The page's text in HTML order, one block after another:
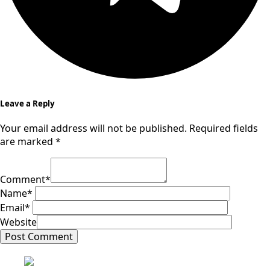
Leave a Reply
Your email address will not be published. Required fields
are marked *
Comment*
Name*
Email*
Website